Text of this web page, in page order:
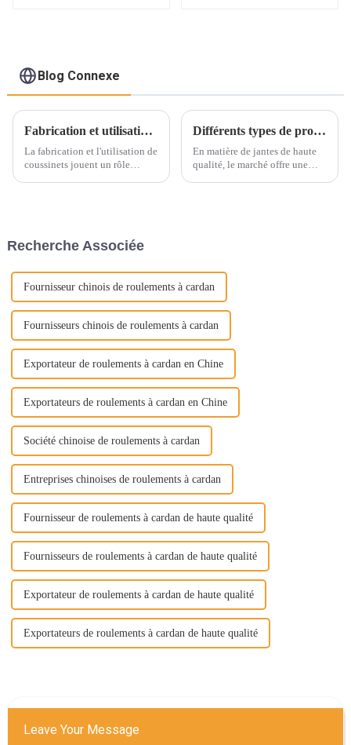
Blog Connexe
Fabrication et utilisation des bagues
La fabrication et l'utilisation de
coussinets jouent un rôle
emmanchée sur l'arbre rotatif
Différents types de produits de moyeux de roue pour automobiles
En matière de jantes de haute
qualité, le marché offre une
Recherche Associée
Fournisseur chinois de roulements à cardan
Fournisseurs chinois de roulements à cardan
Exportateur de roulements à cardan en Chine
Exportateurs de roulements à cardan en Chine
Société chinoise de roulements à cardan
Entreprises chinoises de roulements à cardan
Fournisseur de roulements à cardan de haute qualité
Fournisseurs de roulements à cardan de haute qualité
Exportateur de roulements à cardan de haute qualité
Exportateurs de roulements à cardan de haute qualité
Leave Your Message